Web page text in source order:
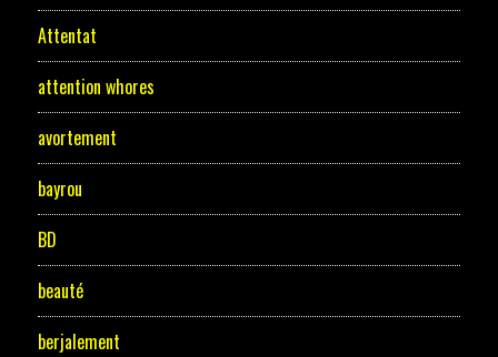
Attentat
attention whores
avortement
bayrou
BD
beauté
berjalement